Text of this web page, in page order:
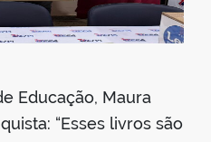
Educação, Maura
“Esses livros são